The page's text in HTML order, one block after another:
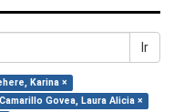
Ir
Karina ×
Govea, Laura Alicia ×